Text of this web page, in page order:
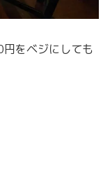
をベジにしても